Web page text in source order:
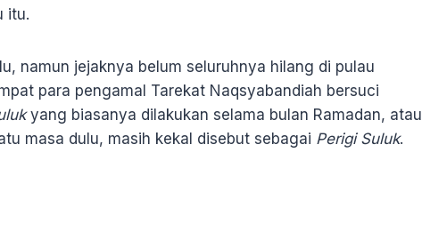
itu.
namun jejaknya belum seluruhnya hilang di pulau
para pengamal Tarekat Naqsyabandiah bersuci
yang biasanya dilakukan selama bulan Ramadan, atau
masa dulu, masih kekal disebut sebagai Perigi Suluk.